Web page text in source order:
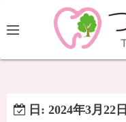
日: 2024年3月22日